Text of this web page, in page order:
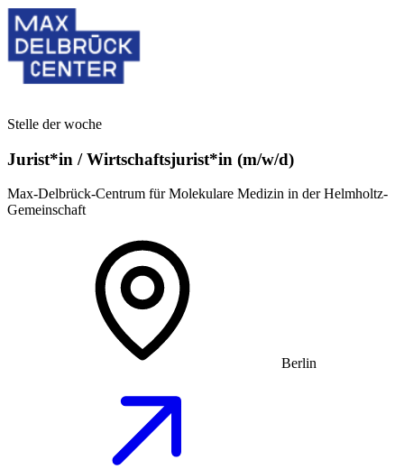
Stelle der woche
Jurist*in / Wirtschafts­jurist*in (m/w/d)
Max-Delbrück-Centrum für Molekulare Medizin in der Helmholtz-
Gemeinschaft
Berlin